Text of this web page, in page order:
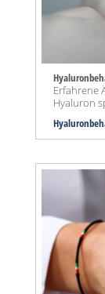
Erfahrene
Hyaluron